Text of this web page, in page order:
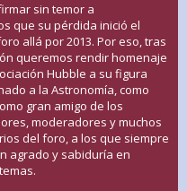
sin temor a
que su pérdida inició el
allá por 2013. Por eso, tras
queremos rendir homenaje
Hubble a su figura
a la Astronomía, como
gran amigo de los
moderadores y muchos
del foro, a los que siempre
agrado y sabiduría en